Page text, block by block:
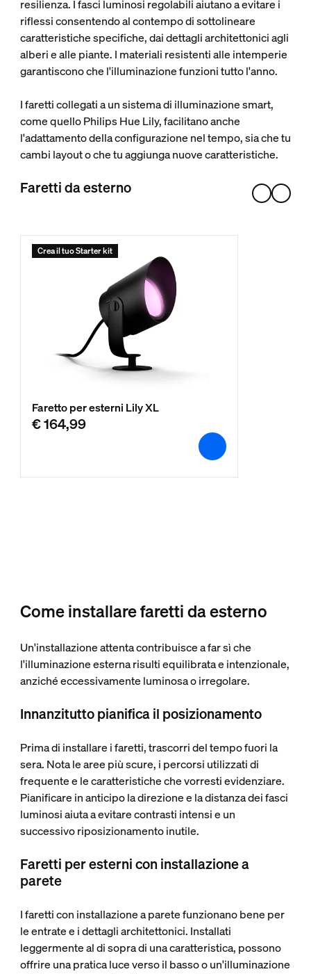
resilienza. I fasci luminosi regolabili aiutano a evitare i
riflessi consentendo al contempo di sottolineare
caratteristiche specifiche, dai dettagli architettonici agli
alberi e alle piante. I materiali resistenti alle intemperie
garantiscono che l'illuminazione funzioni tutto l'anno.
I faretti collegati a un sistema di illuminazione smart,
come quello Philips Hue Lily, facilitano anche
l'adattamento della configurazione nel tempo, sia che tu
cambi layout o che tu aggiunga nuove caratteristiche.
Faretti da esterno
Crea il tuo Starter kit
Faretto per esterni Lily XL
€ 164,99
Come installare faretti da esterno
Un'installazione attenta contribuisce a far sì che
l'illuminazione esterna risulti equilibrata e intenzionale,
anziché eccessivamente luminosa o irregolare.
Innanzitutto pianifica il posizionamento
Prima di installare i faretti, trascorri del tempo fuori la
sera. Nota le aree più scure, i percorsi utilizzati di
frequente e le caratteristiche che vorresti evidenziare.
Pianificare in anticipo la direzione e la distanza dei fasci
luminosi aiuta a evitare contrasti intensi e un
successivo riposizionamento inutile.
Faretti per esterni con installazione a
parete
I faretti con installazione a parete funzionano bene per
le entrate e i dettagli architettonici. Installati
leggermente al di sopra di una caratteristica, possono
offrire una pratica luce verso il basso o un'illuminazione